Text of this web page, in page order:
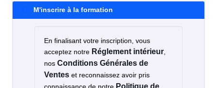
M'inscrire à la formation
En finalisant votre inscription, vous
acceptez notre Réglement intérieur,
nos Conditions Générales de
Ventes et reconnaissez avoir pris